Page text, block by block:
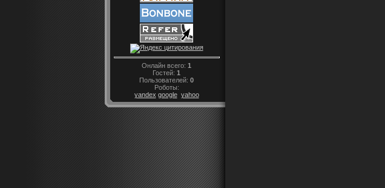
Онлайн всего: 1
Гостей: 1
Пользователей: 0
Роботы:
yandex google yahoo